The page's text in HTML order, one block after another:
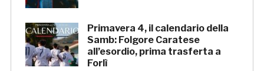
Primavera 4, il calendario della
Samb: Folgore Caratese
all’esordio, prima trasferta a
Forlì